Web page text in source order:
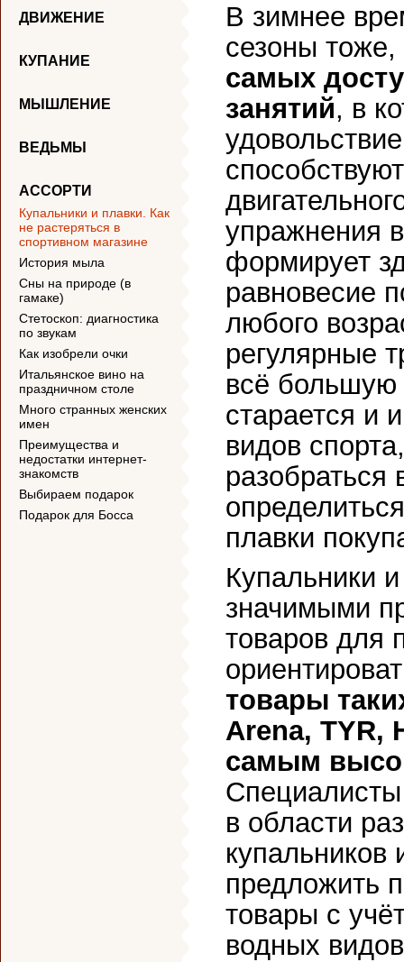
ДВИЖЕНИЕ
КУПАНИЕ
МЫШЛЕНИЕ
ВЕДЬМЫ
АССОРТИ
Купальники и плавки. Как
не растеряться в
спортивном магазине
История мыла
Сны на природе (в
гамаке)
Cтетоскоп: диагностика
по звукам
Как изобрели очки
Итальянское вино на
праздничном столе
Много странных женских
имен
Преимущества и
недостатки интернет-
знакомств
Выбираем подарок
Подарок для Босса
В зимнее
сезоны тоже,
самых
занятий, в
упражнения
формирует
равновесие
любого
регулярные
всё большую
старается и
видов
разобраться
плавки
Купальники
значимыми
товаров для
товары
Arena, TYR,
самым
Специалисты
в области
купальников
предложить
товары с
водных